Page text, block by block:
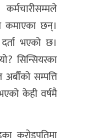
कमाएका छन्।
भएको छ।
सिन्सियरका
सम्पत्ति
केही वर्षमै